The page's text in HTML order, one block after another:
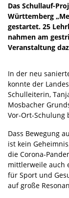
Das Schullauf-
Württemberg
gestartet. 25
nahmen am
Veranstaltung
In der neu
konnte der
Schulleiterin,
Mosbacher
Vor-Ort-Schulung
Dass Bewegung
ist kein
die Corona-
mittlerweile auch
für Sport und
auf große